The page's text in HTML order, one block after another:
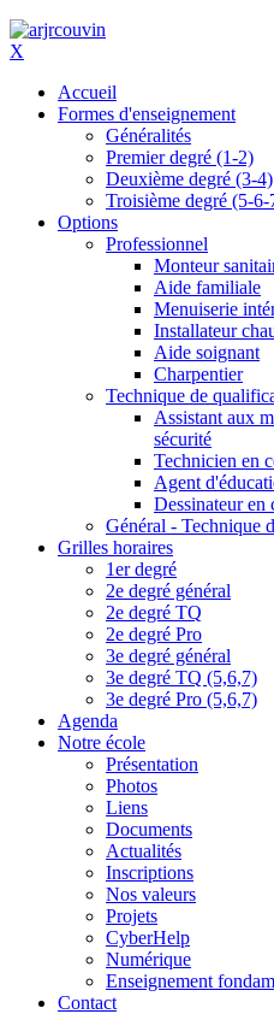
X
Accueil
Formes d'enseignement
Généralités
Premier degré (1-2)
Deuxième degré (3-4)
Troisième degré (5-6-
Options
Professionnel
Monteur
Aide familiale
Menuiserie
Installateur
Aide soignant
Charpentier
Technique de
Assistant aux
sécurité
Technicien en
Agent
Dessinateur en
Général - Technique
Grilles horaires
1er degré
2e degré général
2e degré TQ
2e degré Pro
3e degré général
3e degré TQ (5,6,7)
3e degré Pro (5,6,7)
Agenda
Notre école
Présentation
Photos
Liens
Documents
Actualités
Inscriptions
Nos valeurs
Projets
CyberHelp
Numérique
Enseignement
Contact